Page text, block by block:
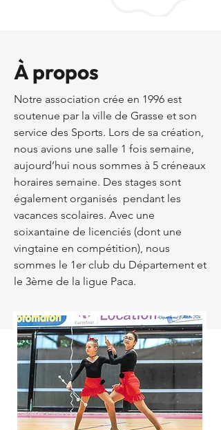
À propos
Notre association crée en 1996 est
soutenue par la ville de Grasse et son
service des Sports. Lors de sa création,
nous avions une salle 1 fois semaine,
aujourd’hui nous sommes à 5 créneaux
horaires semaine. Des stages sont
également organisés pendant les
vacances scolaires. Avec une
soixantaine de licenciés (dont une
vingtaine en compétition), nous
sommes le 1er club du Département et
le 3ème de la ligue Paca.